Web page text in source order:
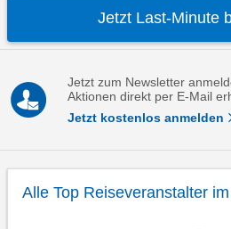
Jetzt Last-Minute
Jetzt zum Newsletter
Aktionen direkt per E-Mail
Jetzt kostenlos anmelden
Alle Top Reiseveranstalter